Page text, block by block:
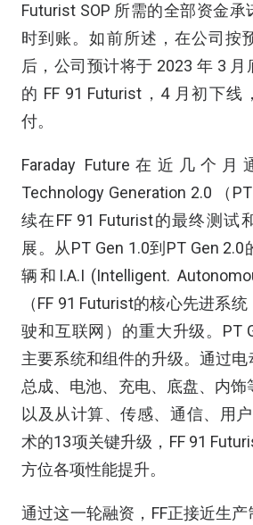
Futurist SOP 所需的全部资金承
时到账。如前所述，在公司按
后，公司预计将于 2023 年 3
的 FF 91 Futurist，4 月初下线
付。
Faraday Future在近几个月
Technology Generation 2.0 （
续在FF 91 Futurist的最终测试
展。从PT Gen 1.0到PT Gen
辆和I.A.I (Intelligent.
（FF 91 Futurist的核心先进系
驶和互联网）的重大升级。PT
主要系统和组件的升级。通过
总成、电池、充电、底盘、内饰
以及从计算、传感、通信、用
术的13项关键升级，FF 91
方位各项性能提升。
通过这一轮融资，FF正接近生